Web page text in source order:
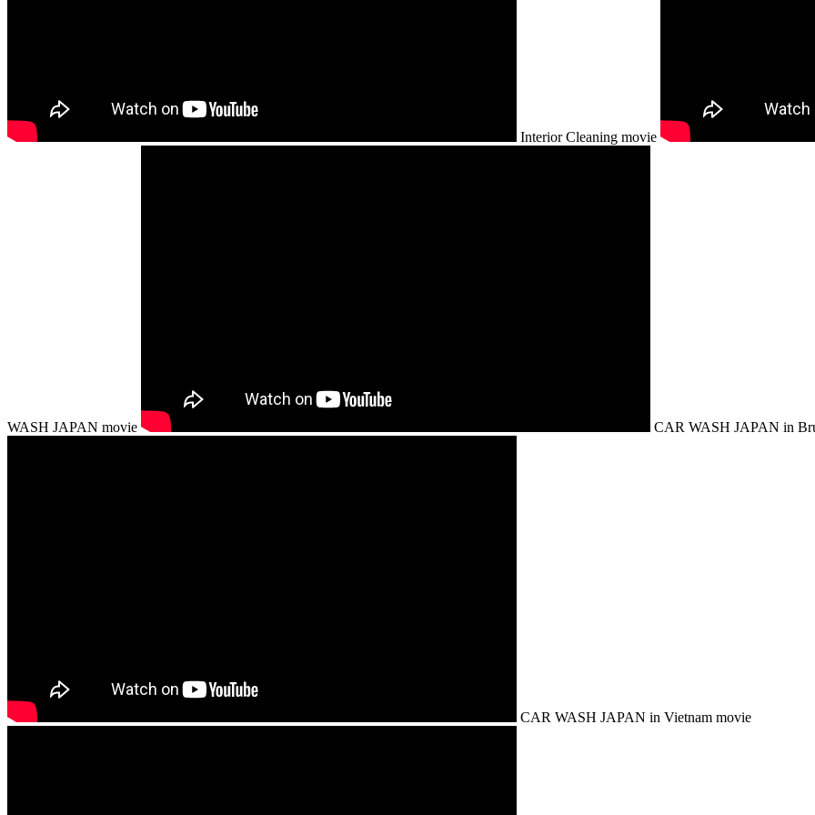
Interior Cleaning movie
WASH JAPAN movie CAR WASH JAPAN in
CAR WASH JAPAN in Vietnam movie